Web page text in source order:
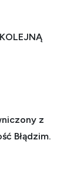
z
Błądzim.